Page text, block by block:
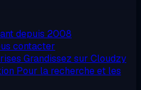
depuis 2008
contacter
Grandissez sur Cloudzy
Pour la recherche et les